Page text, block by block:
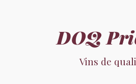
DOQ
Vins de